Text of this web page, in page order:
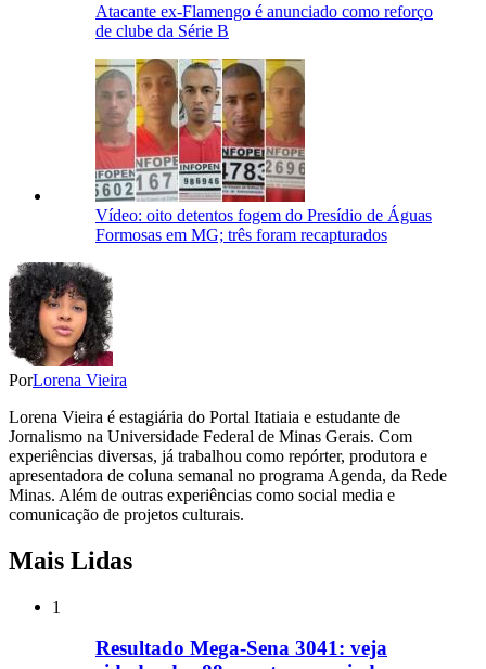
Atacante ex-Flamengo é anunciado como reforço
de clube da Série B
Vídeo: oito detentos fogem do Presídio de Águas
Formosas em MG; três foram recapturados
PorLorena Vieira
Lorena Vieira é estagiária do Portal Itatiaia e estudante de
Jornalismo na Universidade Federal de Minas Gerais. Com
experiências diversas, já trabalhou como repórter, produtora e
apresentadora de coluna semanal no programa Agenda, da Rede
Minas. Além de outras experiências como social media e
comunicação de projetos culturais.
Mais Lidas
1
Resultado Mega-Sena 3041: veja